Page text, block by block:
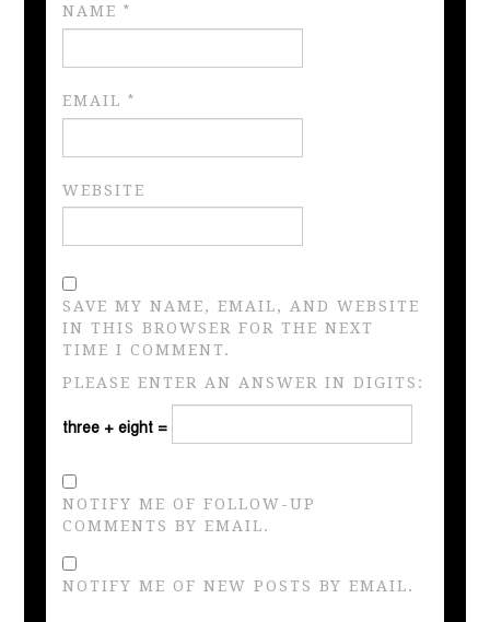
NAME*
EMAIL*
WEBSITE
SAVE MY NAME, EMAIL, AND WEBSITE
IN THIS BROWSER FOR THE NEXT
TIME I COMMENT.
PLEASE ENTER AN ANSWER IN DIGITS:
three + eight =
NOTIFY ME OF FOLLOW-UP
COMMENTS BY EMAIL.
NOTIFY ME OF NEW POSTS BY EMAIL.